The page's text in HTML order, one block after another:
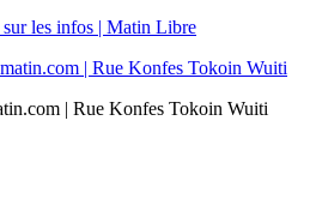
les infos | Matin Libre
| Rue Konfes Tokoin Wuiti